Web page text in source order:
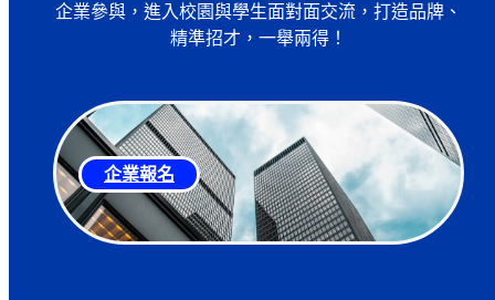
企業參與，進入校園與學生面對面交流，打造品牌、
精準招才，一舉兩得！
企業報名